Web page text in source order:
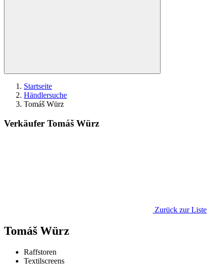
Startseite
Händlersuche
Tomáš Würz
Verkäufer Tomáš Würz
Zurück zur Liste
Tomáš Würz
Raffstoren
Textilscreens